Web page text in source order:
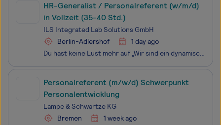
HR-Generalist / Personalreferent (w/m/d)
in Vollzeit (35-40 Std.)
ILS Integrated Lab Solutions GmbH
Berlin-Adlershof
1 day ago
Du hast keine Lust mehr auf „Wir sind ein dynamisches Unternehmen mit flachen Hierarchien“-Floskeln? Sehr gut. Wir auch nicht. Wir bei ILS bauen Anlagen, mit denen andere die Energiewende, Kreislaufwirtschaft und nachhaltige Chemie vorantreiben. Klingt groß? Ist es auch. Was uns fehlt: jemand, der u
Personalreferent (m/w/d) Schwerpunkt
Personalentwicklung
Lampe & Schwartze KG
Bremen
1 week ago